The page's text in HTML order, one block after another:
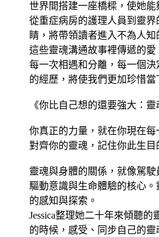
世界間搭建一座橋樑，使她
從重症病房的護理人員到靈
睛，將帶領讀者進入不為人知
這些靈魂溝通故事裡傳遞的
每一次相遇和分離，每一個
的經歷，將使我們更加珍惜
《你比自己想的還要強大：
你真正的力量，就在你現在每
對齊你的靈魂，記住你此生
靈魂與身體的關係，就像駕
驅動意識與生命體驗的核心
的感知與探索。
Jessica整理她二十年來傾聽
的時候，感受、同步自己的